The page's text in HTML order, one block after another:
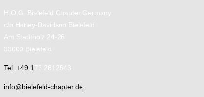
H.O.G. Bielefeld Chapter Germany
c/o Harley-Davidson Bielefeld
Am Stadtholz 24-26
33609 Bielefeld
Tel. +49 1 73 2812543
info@bielefeld-chapter.de